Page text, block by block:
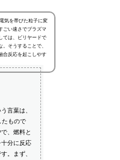
気を帯びた粒子に変
ごい速さでプラズマ
ては、ビリヤードで
そうすることで、
合反応を起こしやす
言葉は、
たもので
、燃料と
分に反応
。まず、